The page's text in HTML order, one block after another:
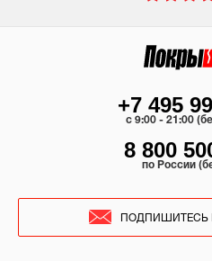
+7 495
c 9:00 - 21:00
8 800
по России